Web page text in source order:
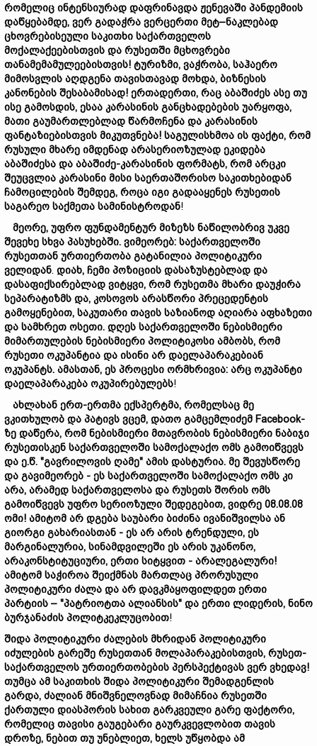
რომელიც ინტენსიურად დაფრინავდა ჟენევაში პანდემიის
დაწყებამდე, ვერ გადაჭრა ვერცერთი მეტ–ნაკლებად
ცხოვრებისეული საკითხი საქართველოს
მოქალაქეებისთვის და რუსეთში მცხოვრები
თანამემამულეებისთვის! ტურიზმი, ვაჭრობა, საჰაერო
მიმოსვლის აღდგენა თავისთავად მოხდა, ბიზნესის
კანონების შესაბამისად! ერთადერთი, რაც აბაშიძეს ასე თუ
ისე გამოსდის, ესაა კარასინის განცხადებების უარყოფა,
მათი გაუმართლებლად წარმოჩენა და კარასინის
ფანტაზიებისთვის მიკუთვნება! საგულისხმოა ის ფაქტი, რომ
რუსული მხარე იმდენად არასერიოზულად ეკიდება
აბაშიძესა და აბაშიძე-კარასინის ფორმატს, რომ არცკი
შეუცვლია კარასინი მისი საერთაშორისო საკითხებიდან
ჩამოცილების შემდეგ, როცა იგი გადააყენეს რუსეთის
საგარეო საქმეთა სამინისტროდან!
მეორე, უფრო ფუნდამენტურ მიზეზს ნაწილობრივ უკვე
შევეხე სხვა პასუხებში. ვიმეორებ: საქართველოში
რუსეთთან ურთიერთობა გატანილია პოლიტიკური
ველიდან. დიახ, ჩემი პოზიციის დასაზუსტებლად და
დასაფიქსირებლად ვიტყვი, რომ რუსეთმა მხარი დაუჭირა
სეპარატიზმს და, კოსოვოს არასწორი პრეცედენტის
გამოყენებით, საკუთარი თავის საზიანოდ აღიარა აფხაზეთი
და სამხრეთ ოსეთი. დღეს საქართველოში ნებისმიერი
მიმართულების ნებისმიერი პოლიტიკოსი ამბობს, რომ
რუსეთი ოკუპანტია და ისინი არ დაელაპარაკებიან
ოკუპანტს. ამასთან, ეს პროცესი ორმხრივია: არც ოკუპანტი
დაელაპარაკება ოკუპირებულებს!
ახლახან ერთ-ერთმა ექსპერტმა, რომელსაც მე
ვკითხულობ და პატივს ვცემ, დათო გამცემლიძემ Facebook-
ზე დაწერა, რომ ნებისმიერი მთავრობის ნებისმიერი ნაბიჯი
რუსეთისკენ საქართველოში სამოქალაქო ომს გამოიწვევს
და ე.წ. "გავრილოვის ღამე" ამის დასტურია. მე შევუსწორე
და გავიმეორებ - ეს საქართველოში სამოქალაქო ომს კი
არა, არამედ საქართველოსა და რუსეთს შორის ომს
გამოიწვევს უფრო სერიოზული შედეგებით, ვიდრე 08.08.08
ომი! ამიტომ არ დგება საუბარი ბიძინა ივანიშვილსა ან
გიორგი გახარიასთან - ეს არ არის ტრენდული, ეს
მარგინალურია, სინამდვილეში ეს არის უკანონო,
არაკონსტიტუციური, ერთი სიტყვით - არალეგალური!
ამიტომ საჭიროა შეიქმნას მართლაც პრორუსული
პოლიტიკური ძალა და არ დავკმაყოფილდეთ ერთი
პარტიის – "პატრიოტთა ალიანსის" და ერთი ლიდერის, ნინო
ბურჯანაძის პოლიტკეკლუცობით!
შიდა პოლიტიკური ძალების მხრიდან პოლიტიკური
იძულების გარეშე რუსეთთან მოლაპარაკებისთვის, რუსეთ-
საქართველოს ურთიერთობების პერსპექტივას ვერ ვხედავ!
თუმცა ამ საკითხის შიდა პოლიტიკური შემადგენლის
გარდა, ძალიან მნიშვნელოვნად მიმაჩნია რუსეთში
ქართული დიასპორის სახით გარკვეული გარე ფაქტორი,
რომელიც თავისი გაუგებარი გაურკვევლობით თავის
დროზე, ნებით თუ უნებლიეთ, ხელს უწყობდა ამ